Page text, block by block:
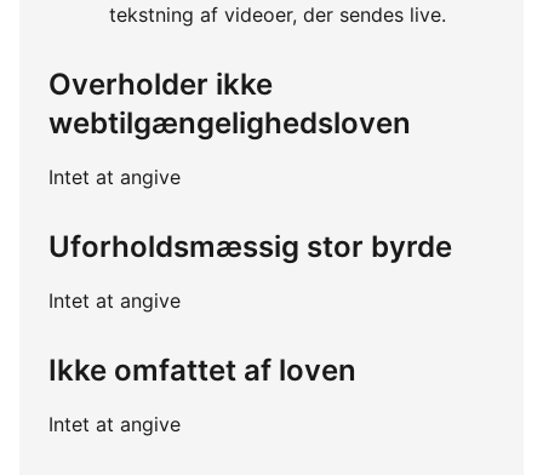
tekstning af videoer, der sendes live.
Overholder ikke
webtilgængelighedsloven
Intet at angive
Uforholdsmæssig stor byrde
Intet at angive
Ikke omfattet af loven
Intet at angive